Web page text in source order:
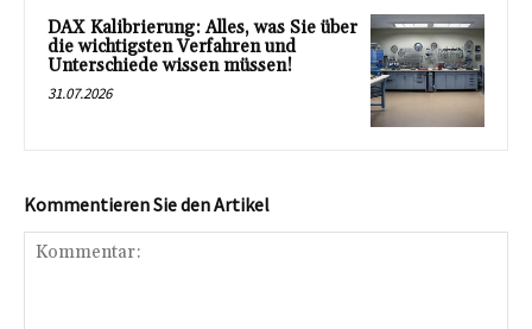
DAX Kalibrierung: Alles, was Sie über
die wichtigsten Verfahren und
Unterschiede wissen müssen!
31.07.2026
Kommentieren Sie den Artikel